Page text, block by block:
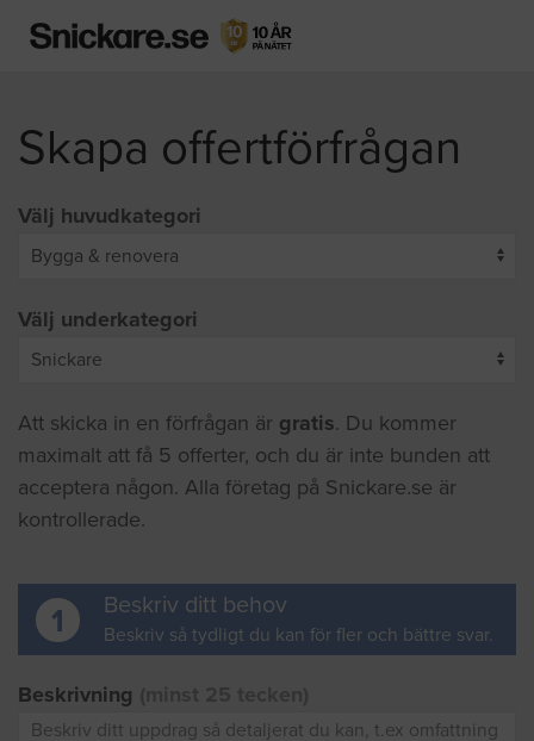
Skapa offertförfrågan
Välj huvudkategori
Välj underkategori
Att skicka in en förfrågan är gratis. Du kommer
maximalt att få 5 offerter, och du är inte bunden att
acceptera någon. Alla företag på Snickare.se är
kontrollerade.
1 Beskriv ditt behov
Beskriv så tydligt du kan för fler och bättre svar.
Beskrivning